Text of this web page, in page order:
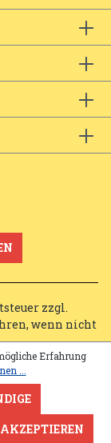
zzgl.
wenn nicht
Erfahrung
...